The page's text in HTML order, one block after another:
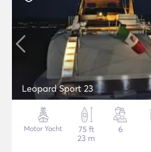
Leopard Sport 23
Motor Yacht
75 ft
23 m
6